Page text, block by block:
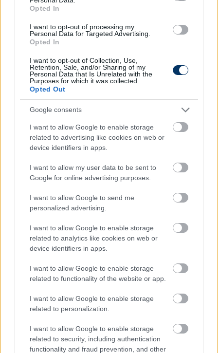
Opted In
I want to opt-out of processing my
Personal Data for Targeted Advertising.
Opted In
I want to opt-out of Collection, Use,
Retention, Sale, and/or Sharing of my
Personal Data that Is Unrelated with the
Purposes for which it was collected.
Opted Out
Google consents
I want to allow Google to enable storage
related to advertising like cookies on web or
device identifiers in apps.
I want to allow my user data to be sent to
Google for online advertising purposes.
I want to allow Google to send me
personalized advertising.
I want to allow Google to enable storage
related to analytics like cookies on web or
device identifiers in apps.
I want to allow Google to enable storage
related to functionality of the website or app.
I want to allow Google to enable storage
related to personalization.
I want to allow Google to enable storage
related to security, including authentication
functionality and fraud prevention, and other
keretben… Ha egy játékosnak van karaktere, nem
mert a trófeákért akar küzdeni.”Deco hozzátette: a
játékos látja, hogy itt képes a címekért harcolni, és
ezt meg is érti, ezért szeretne maradni. "
belül kulcsjátékosnak tekintjük a jelenlegi
projektben és a következő években is, így úgy
gondolom, hamarosan minden részletet
véglegesítünk."
Atlético Madrid:
Az Atlético az Eintracht Frankfurt
elleni Bajnokok Ligája-mérkőzésre készülő keretéből
kimaradt Alexander Sørloth is a szombati El Derbi
Sørloth, aki Atléti második gólját szerezte a városi
rivális Real elleni 5-2-es diadal során, szombaton 66
percet játszott, és hétfőn még edzett a
csapattársakkal a Riyadh Air Metropolitano
sérülése ugyanakkor nem tűnik komolynak, így
elméletben visszatérhet a csapatba vasárnap, a
Celta Vigo elleni bajnokin.
La Liga:A hajrában egy percen belül két gólt
szerezve fordított az Oviedo a Valencia
vendégeként a spanyol labdarúgó-bajnokság
hetedik fordulójának kedd esti zárómérkőzésén. A
egészen a 85.-ig vezettek, végül mégis pont nélkül
maradtak. (MTI)